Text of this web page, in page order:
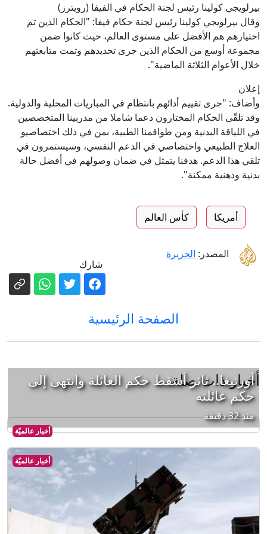
بيرلويجي كولينا رئيس لجنة الحكام في الفيفا (رويترز)
وقال بيرلويجي كولينا رئيس لجنة حكام فيفا: "الحكام الذين تم
اختيارهم هم الأفضل على مستوى العالم، حيث كانوا ضمن
مجموعة أوسع من الحكام الذين جرى تحديدهم وتمت متابعتهم
خلال الأعوام الثلاثة الماضية".
إعلان
وأضاف: "جرى تقييم أدائهم بانتظام في المباريات المحلية والدولية.
وقد تلقّى الحكام المختارون دعما شاملا من مدربينا المتخصصين
في اللياقة البدنية ومن طواقمنا الطبية، بمن في ذلك اختصاصيو
العلاج الطبيعي واختصاصي في الدعم النفسي، وسيستمرون في
تلقي هذا الدعم. هدفنا يتمثل في ضمان وصولهم في أفضل حالة
بدنية وذهنية ممكنة".
أمريكا كأس العالم
المصدر: الجزيرة
شارك
الصفحة الرئيسية
أخبار ذات صلة
أخبار عالميّة
أورتيغا.. ثائر أسقط حكم العائلة وانتهى إلى
حكم عائلته
منذ 32 دقيقة
أخبار عالميّة